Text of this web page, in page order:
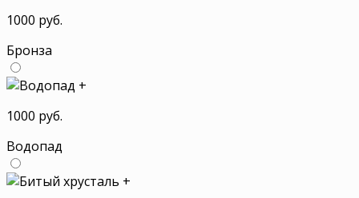
1000 руб.
Бронза
+
1000 руб.
Водопад
+